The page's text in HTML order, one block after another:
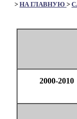
> НА ГЛАВНУЮ >
2000-2010